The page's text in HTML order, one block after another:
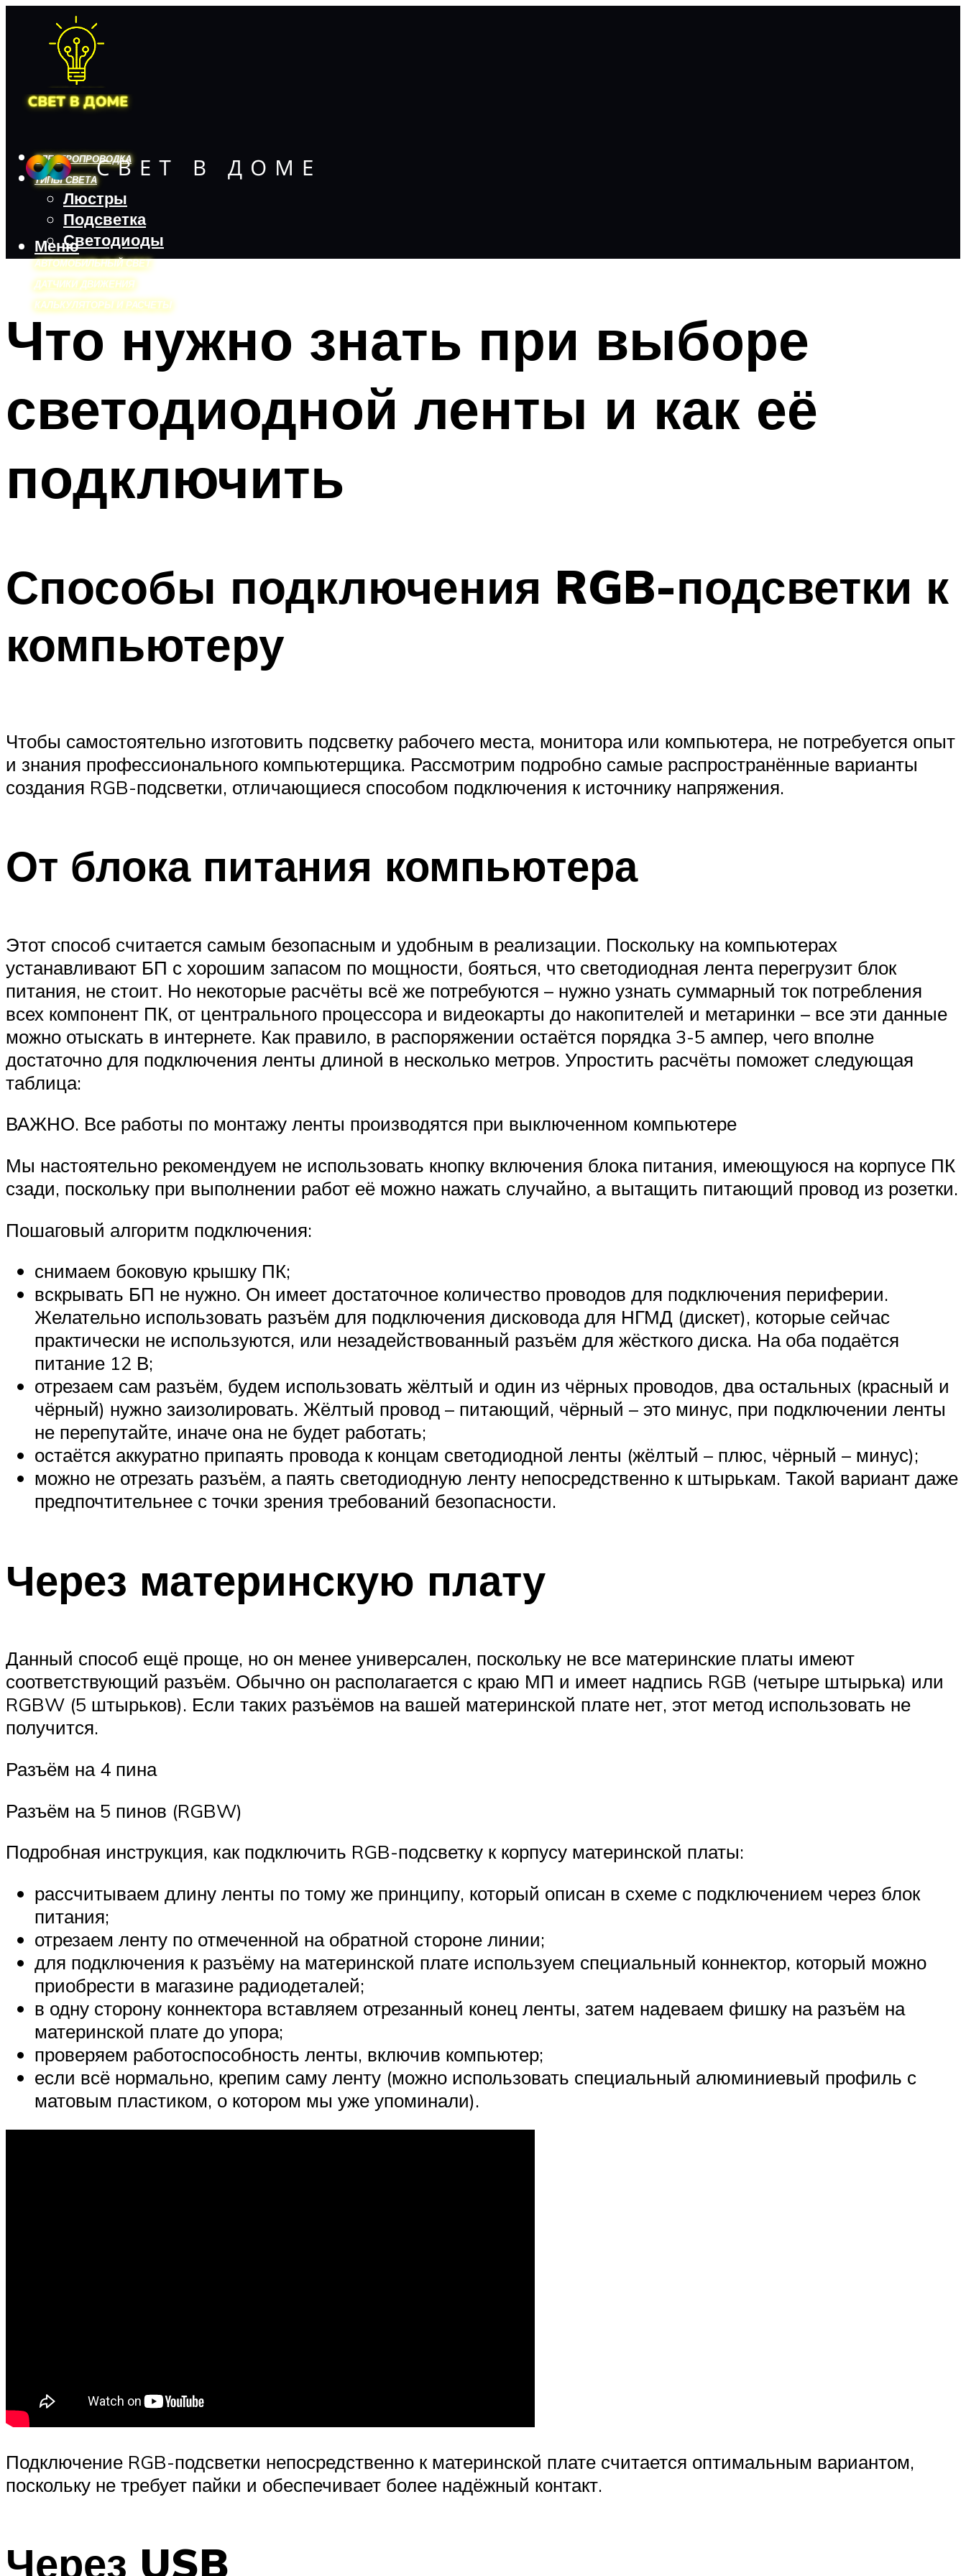
ЭЛЕКТРОПРОВОДКА
ТИПЫ СВЕТА
Люстры
Подсветка
Светодиоды
АВТОМОБИЛЬНЫЙ СВЕТ
ДАТЧИКИ ДВИЖЕНИЯ
КАЛЬКУЛЯТОРЫ И РАСЧЕТЫ
Меню
Меню
Что нужно знать при выборе
светодиодной ленты и как её
подключить
Способы подключения RGB-подсветки к
компьютеру
Чтобы самостоятельно изготовить подсветку рабочего места, монитора или компьютера, не потребуется опыт
и знания профессионального компьютерщика. Рассмотрим подробно самые распространённые варианты
создания RGB-подсветки, отличающиеся способом подключения к источнику напряжения.
От блока питания компьютера
Этот способ считается самым безопасным и удобным в реализации. Поскольку на компьютерах
устанавливают БП с хорошим запасом по мощности, бояться, что светодиодная лента перегрузит блок
питания, не стоит. Но некоторые расчёты всё же потребуются – нужно узнать суммарный ток потребления
всех компонент ПК, от центрального процессора и видеокарты до накопителей и метаринки – все эти данные
можно отыскать в интернете. Как правило, в распоряжении остаётся порядка 3-5 ампер, чего вполне
достаточно для подключения ленты длиной в несколько метров. Упростить расчёты поможет следующая
таблица:
ВАЖНО. Все работы по монтажу ленты производятся при выключенном компьютере
Мы настоятельно рекомендуем не использовать кнопку включения блока питания, имеющуюся на корпусе ПК
сзади, поскольку при выполнении работ её можно нажать случайно, а вытащить питающий провод из розетки.
Пошаговый алгоритм подключения:
снимаем боковую крышку ПК;
вскрывать БП не нужно. Он имеет достаточное количество проводов для подключения периферии.
Желательно использовать разъём для подключения дисковода для НГМД (дискет), которые сейчас
практически не используются, или незадействованный разъём для жёсткого диска. На оба подаётся
питание 12 В;
отрезаем сам разъём, будем использовать жёлтый и один из чёрных проводов, два остальных (красный и
чёрный) нужно заизолировать. Жёлтый провод – питающий, чёрный – это минус, при подключении ленты
не перепутайте, иначе она не будет работать;
остаётся аккуратно припаять провода к концам светодиодной ленты (жёлтый – плюс, чёрный – минус);
можно не отрезать разъём, а паять светодиодную ленту непосредственно к штырькам. Такой вариант даже
предпочтительнее с точки зрения требований безопасности.
Через материнскую плату
Данный способ ещё проще, но он менее универсален, поскольку не все материнские платы имеют
соответствующий разъём. Обычно он располагается с краю МП и имеет надпись RGB (четыре штырька) или
RGBW (5 штырьков). Если таких разъёмов на вашей материнской плате нет, этот метод использовать не
получится.
Разъём на 4 пина
Разъём на 5 пинов (RGBW)
Подробная инструкция, как подключить RGB-подсветку к корпусу материнской платы:
рассчитываем длину ленты по тому же принципу, который описан в схеме с подключением через блок
питания;
отрезаем ленту по отмеченной на обратной стороне линии;
для подключения к разъёму на материнской плате используем специальный коннектор, который можно
приобрести в магазине радиодеталей;
в одну сторону коннектора вставляем отрезанный конец ленты, затем надеваем фишку на разъём на
материнской плате до упора;
проверяем работоспособность ленты, включив компьютер;
если всё нормально, крепим саму ленту (можно использовать специальный алюминиевый профиль с
матовым пластиком, о котором мы уже упоминали).
Подключение RGB-подсветки непосредственно к материнской плате считается оптимальным вариантом,
поскольку не требует пайки и обеспечивает более надёжный контакт.
Через USB